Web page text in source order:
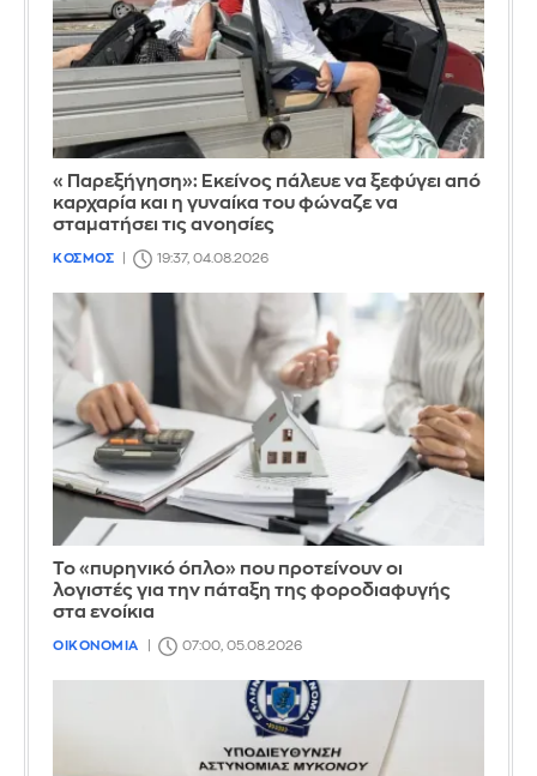
«Παρεξήγηση»: Εκείνος πάλευε να ξεφύγει από
καρχαρία και η γυναίκα του φώναζε να
σταματήσει τις ανοησίες
ΚΟΣΜΟΣ 19:37, 04.08.2026
Το «πυρηνικό όπλο» που προτείνουν οι
λογιστές για την πάταξη της φοροδιαφυγής
στα ενοίκια
ΟΙΚΟΝΟΜΙΑ 07:00, 05.08.2026